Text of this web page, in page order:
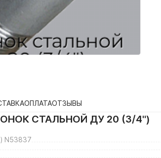
ОПЛАТАОТЗЫВЫ
СТАЛЬНОЙ ДУ 20 (3/4")
N53837